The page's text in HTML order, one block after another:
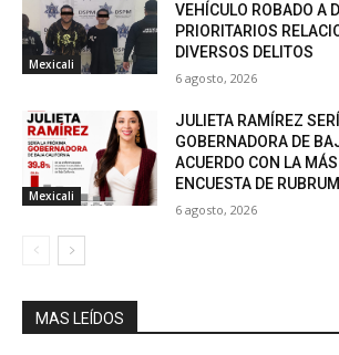
Mexicali
VEHÍCULO ROBADO A
PRIORITARIOS
DIVERSOS DELITOS
6 agosto, 2026
Mexicali
JULIETA RAMÍREZ
GOBERNADORA DE
ACUERDO CON LA
ENCUESTA DE RUBRUM
6 agosto, 2026
MAS LEÍDOS